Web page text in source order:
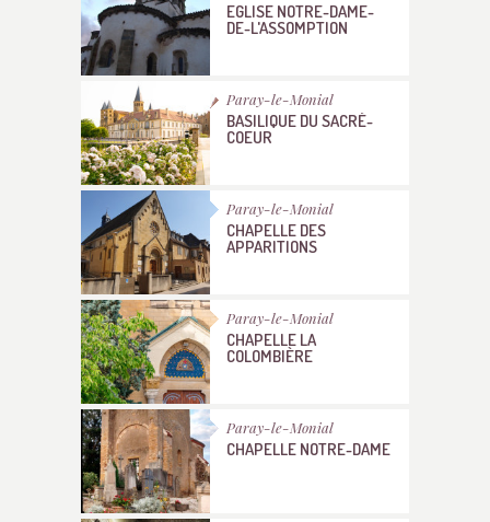
EGLISE NOTRE-DAME-
DE-L'ASSOMPTION
Paray-le-Monial
BASILIQUE DU SACRÉ-
COEUR
Paray-le-Monial
CHAPELLE DES
APPARITIONS
Paray-le-Monial
CHAPELLE LA
COLOMBIÈRE
Paray-le-Monial
CHAPELLE NOTRE-DAME